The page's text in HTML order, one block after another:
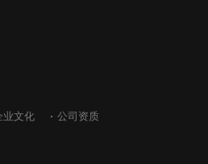
业文化 公司资质